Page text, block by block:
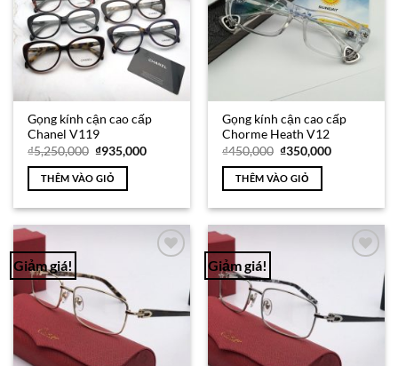
Gọng kính cận cao cấp
Chanel V119
₫5,250,000 Giá
là:
₫5,250,000.
₫935,000Giá
THÊM VÀO GIỎ
Gọng kính cận cao cấp
Chorme Heath V12
₫450,000 Giá
là:
₫450,000.
₫350,000Giá
THÊM VÀO GIỎ
Giảm giá! Giảm giá!